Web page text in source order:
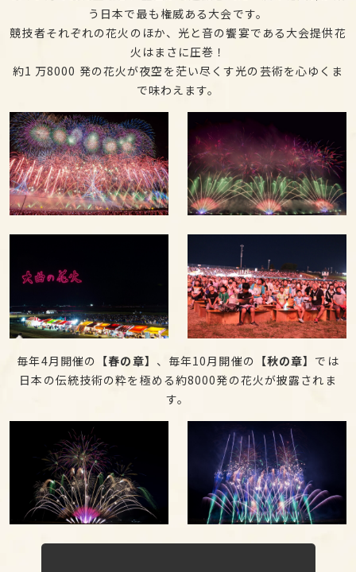
う日本で最も権威ある大会です。
競技者それぞれの花火のほか、光と音の饗宴である大会提供花
火はまさに圧巻！
約1 万8000 発の花火が夜空を茫い尽くす光の芸術を心ゆくま
で味わえます。
毎年4月開催の 【春の章】 、毎年10月開催の 【秋の章】 では
日本の伝統技術の粋を極める約8000発の花火が披露されま
す。